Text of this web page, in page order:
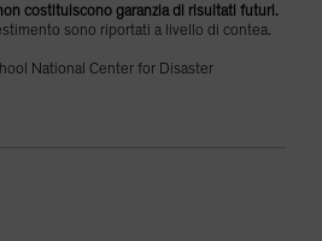
costituiscono garanzia di risultati futuri.
sono riportati a livello di contea.
National Center for Disaster